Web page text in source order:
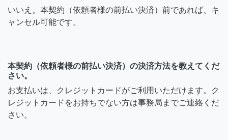
いいえ。本契約（依頼者様の前払い決済）前であれば、キ
ャンセル可能です。
本契約（依頼者様の前払い決済）の決済方法を教えてくだ
さい。
お支払いは、クレジットカードがご利用いただけます。ク
レジットカードをお持ちでない方は事務局までご連絡くだ
さい。